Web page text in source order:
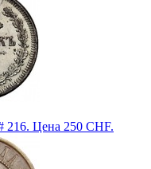
216. Цена 250 CHF.